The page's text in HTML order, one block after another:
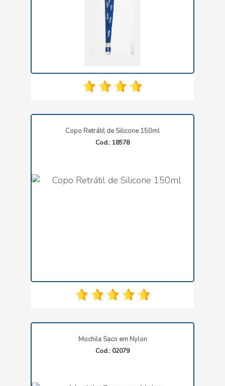
Copo Retrátil de Silicone 150ml
Cod.: 18578
Mochila Saco em Nylon
Cod.: 02079